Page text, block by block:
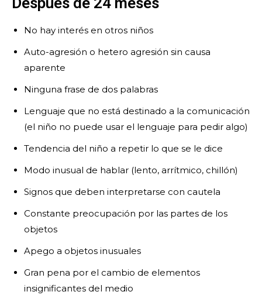
No hay interés en otros niños
Auto-agresión o hetero agresión sin causa
aparente
Ninguna frase de dos palabras
Lenguaje que no está destinado a la comunicación
(el niño no puede usar el lenguaje para pedir algo)
Tendencia del niño a repetir lo que se le dice
Modo inusual de hablar (lento, arrítmico, chillón)
Signos que deben interpretarse con cautela
Constante preocupación por las partes de los
objetos
Apego a objetos inusuales
Gran pena por el cambio de elementos
insignificantes del medio